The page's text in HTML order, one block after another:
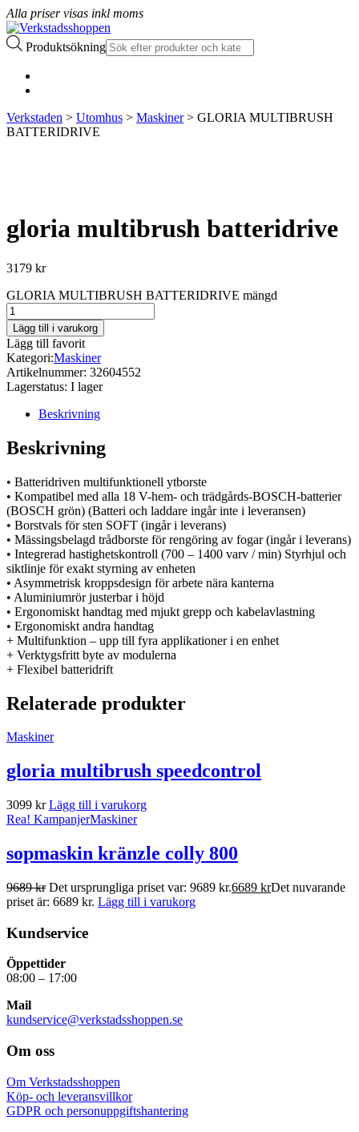
Alla priser visas inkl moms
Produktsökning
Verkstaden > Utomhus > Maskiner> GLORIA MULTIBRUSH
BATTERIDRIVE
gloria multibrush batteridrive
3179 kr
GLORIA MULTIBRUSH BATTERIDRIVE mängd
Lägg till i varukorg
Lägg till favorit
Kategori:Maskiner
Artikelnummer: 32604552
Lagerstatus: I lager
Beskrivning
Beskrivning
• Batteridriven multifunktionell ytborste
• Kompatibel med alla 18 V-hem- och trädgårds-BOSCH-batterier
(BOSCH grön) (Batteri och laddare ingår inte i leveransen)
• Borstvals för sten SOFT (ingår i leverans)
• Mässingsbelagd trådborste för rengöring av fogar (ingår i leverans)
• Integrerad hastighetskontroll (700 – 1400 varv / min) Styrhjul och
siktlinje för exakt styrning av enheten
• Asymmetrisk kroppsdesign för arbete nära kanterna
• Aluminiumrör justerbar i höjd
• Ergonomiskt handtag med mjukt grepp och kabelavlastning
• Ergonomiskt andra handtag
+ Multifunktion – upp till fyra applikationer i en enhet
+ Verktygsfritt byte av modulerna
+ Flexibel batteridrift
Relaterade produkter
Maskiner
gloria multibrush speedcontrol
3099 kr Lägg till i varukorg
Rea! KampanjerMaskiner
sopmaskin kränzle colly 800
9689kr Det ursprungliga priset var: 9689 kr.6689 krDet nuvarande
priset är: 6689 kr. Lägg till i varukorg
Kundservice
Öppettider
08:00 – 17:00
Mail
kundservice@verkstadsshoppen.se
Om oss
Om Verkstadsshoppen
Köp- och leveransvillkor
GDPR och personuppgiftshantering